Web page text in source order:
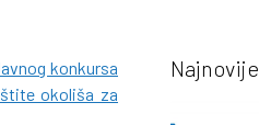
konkursa
okoliša za
Najnovije